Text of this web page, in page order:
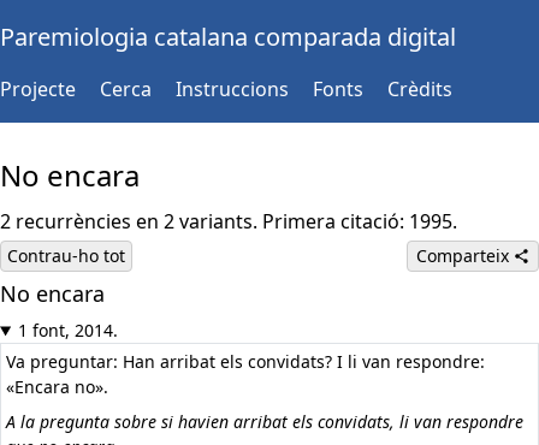
Paremiologia catalana comparada digital
Projecte Cerca Instruccions Fonts Crèdits
No encara
2 recurrències en 2 variants. Primera citació: 1995.
Contrau-ho tot Comparteix
No encara
1 font, 2014.
Va preguntar: Han arribat els convidats? I li van respondre:
«Encara no».
A la pregunta sobre si havien arribat els convidats, li van respondre